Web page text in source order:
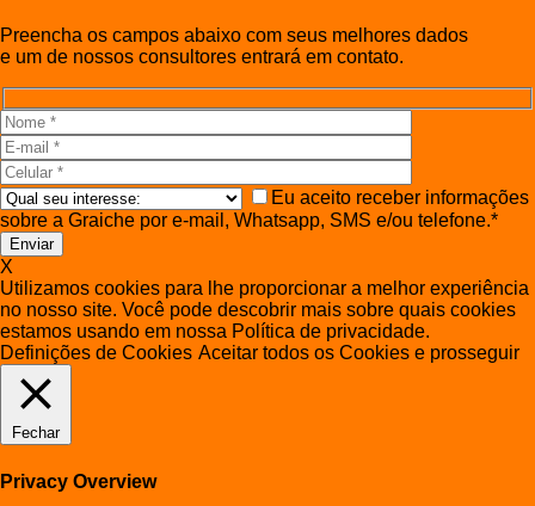
Preencha os campos abaixo com seus melhores dados
e um de nossos consultores entrará em contato.
Eu aceito receber informações
sobre a Graiche por e-mail, Whatsapp, SMS e/ou telefone.*
X
Utilizamos cookies para lhe proporcionar a melhor experiência
no nosso site. Você pode descobrir mais sobre quais cookies
estamos usando em nossa Política de privacidade.
Definições de Cookies Aceitar todos os Cookies e prosseguir
Fechar
Privacy Overview